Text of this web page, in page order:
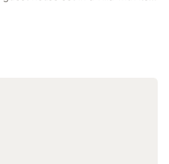
A limited amount of paid
the premises.